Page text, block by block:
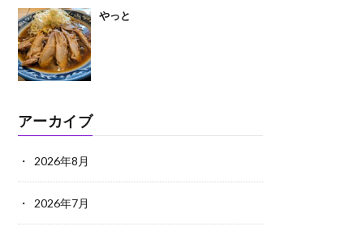
やっと
アーカイブ
2026年8月
2026年7月